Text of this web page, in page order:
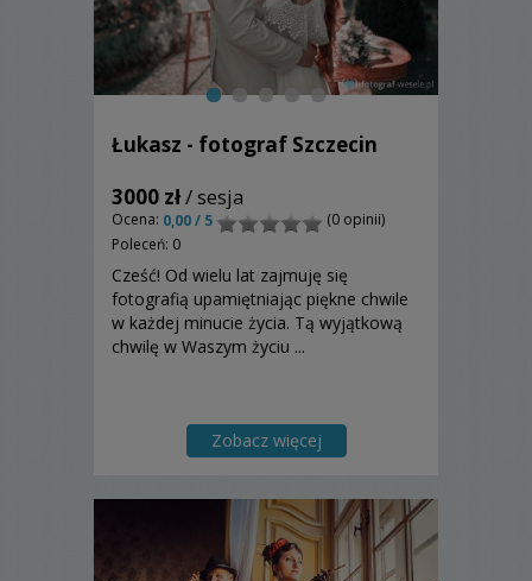
Łukasz - fotograf Szczecin
3000 zł/ sesja
Ocena: 0,00 / 5
(0 opinii)
Poleceń: 0
Cześć! Od wielu lat zajmuję się
fotografią upamiętniając piękne chwile
w każdej minucie życia. Tą wyjątkową
chwilę w Waszym życiu ...
Zobacz więcej